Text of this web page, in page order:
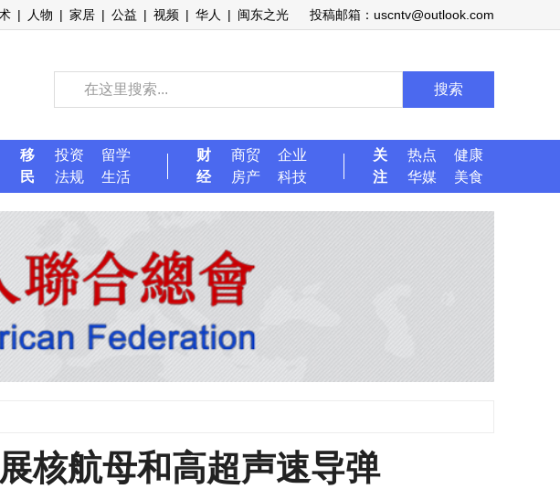
| 人物 | 家居 | 公益 | 视频 | 华人 | 闽东之光 投稿邮箱：uscntv@outlook.com
搜索
移
民
投资
留学
法规
生活
财
经
商贸
企业
房产
科技
关
注
热点
健康
华媒
美食
核航母和高超声速导弹